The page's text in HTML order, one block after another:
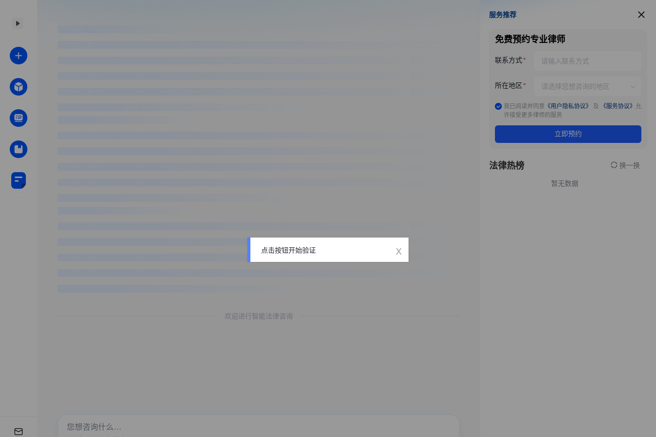
欢迎进行智能法律咨询
服务推荐
服务推荐
免费预约专业律师
联系方式
所在地区
我已阅读并同意 《用户隐私协议》 及 《服务协议》 允
许接受更多律师的服务
立即预约
法律热榜 换一换
暂无数据
点击按钮开始验证 x